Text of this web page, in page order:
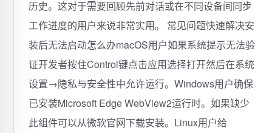
历史。这对于需要回顾先前对话或在不同设备间同步
工作进度的用户来说非常实用。️ 常见问题快速解决安
装后无法启动怎么办macOS用户如果系统提示无法验
证开发者按住Control键点击应用选择打开然后在系统
设置→隐私与安全性中允许运行。Windows用户确保
已安装Microsoft Edge WebView2运行时。如果缺少
此组件可以从微软官网下载安装。Linux用户给